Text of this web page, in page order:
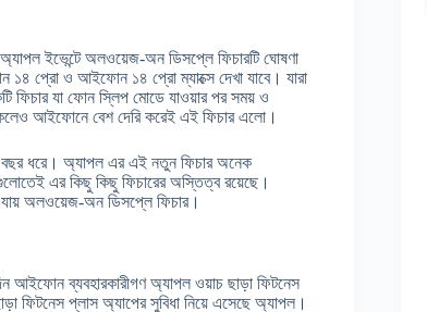
ইভেন্টে অলওয়েজ-অন ডিসপ্লে ফিচারটি ঘোষণা
প্রো ও আইফোন ১৪ প্রো ম্যাক্সে দেখা যাবে। যারা
ফিচার যা ফোন স্লিপ মোডে যাওয়ার পর সময় ও
আইফোনে বেশ দেরি করেই এই ফিচার এলো।
বছর ধরে। অ্যাপল এর এই নতুন ফিচার অনেক
এর কিছু কিছু ফিচারের অস্তিত্ব রয়েছে।
যায় অলওয়েজ-অন ডিসপ্লে ফিচার।
আইফোন ব্যবহারকারীগণ অ্যাপল ওয়াচ ছাড়া ফিটনেস
ফিটনেস প্লাস অ্যাপের সুবিধা নিয়ে এসেছে অ্যাপল।